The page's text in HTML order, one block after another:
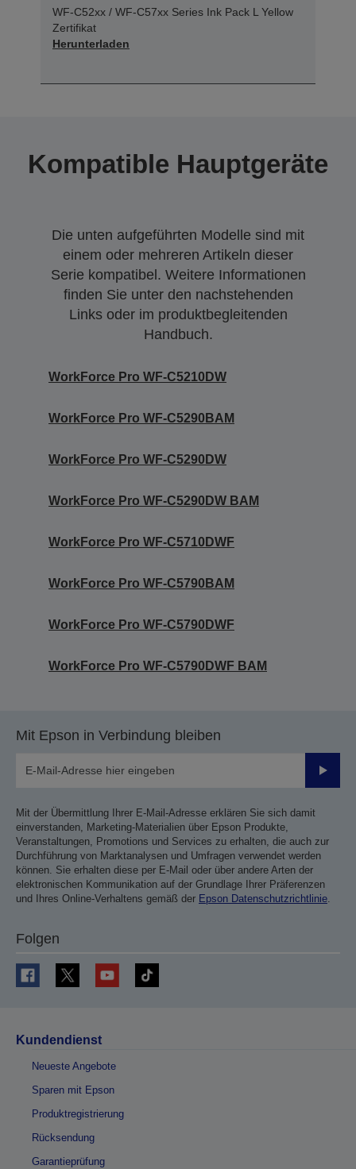
WF-C52xx / WF-C57xx Series Ink Pack L Yellow
Zertifikat
Herunterladen
Kompatible Hauptgeräte
Die unten aufgeführten Modelle sind mit
einem oder mehreren Artikeln dieser
Serie kompatibel. Weitere Informationen
finden Sie unter den nachstehenden
Links oder im produktbegleitenden
Handbuch.
WorkForce Pro WF-C5210DW
WorkForce Pro WF-C5290BAM
WorkForce Pro WF-C5290DW
WorkForce Pro WF-C5290DW BAM
WorkForce Pro WF-C5710DWF
WorkForce Pro WF-C5790BAM
WorkForce Pro WF-C5790DWF
WorkForce Pro WF-C5790DWF BAM
Mit Epson in Verbindung bleiben
Mit der Übermittlung Ihrer E-Mail-Adresse erklären Sie sich damit
einverstanden, Marketing-Materialien über Epson Produkte,
Veranstaltungen, Promotions und Services zu erhalten, die auch zur
Durchführung von Marktanalysen und Umfragen verwendet werden
können. Sie erhalten diese per E-Mail oder über andere Arten der
elektronischen Kommunikation auf der Grundlage Ihrer Präferenzen
und Ihres Online-Verhaltens gemäß der Epson Datenschutzrichtlinie.
Folgen
Kundendienst
Neueste Angebote
Sparen mit Epson
Produktregistrierung
Rücksendung
Garantieprüfung